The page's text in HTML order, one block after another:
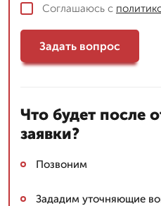
Соглашаюсь с
Задать вопрос
Что будет после
заявки?
Позвоним
Зададим уточняющие